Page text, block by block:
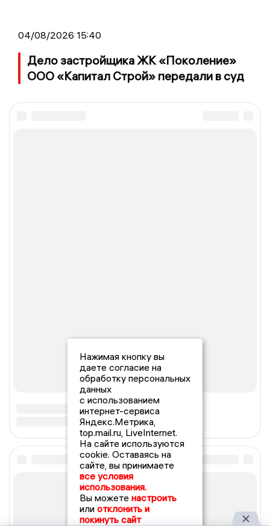
04/08/2026 15:40
Дело застройщика ЖК «Поколение»
ООО «Капитал Строй» передали в суд
Нажимая кнопку вы
даете согласие на
обработку персональных
данных
с использованием
интернет-сервиса
Яндекс.Метрика,
top.mail.ru, LiveInternet.
На сайте используются
cookie. Оставаясь на
сайте, вы принимаете
все условия
использования.
Вы можете настроить
или отклонить и
покинуть сайт